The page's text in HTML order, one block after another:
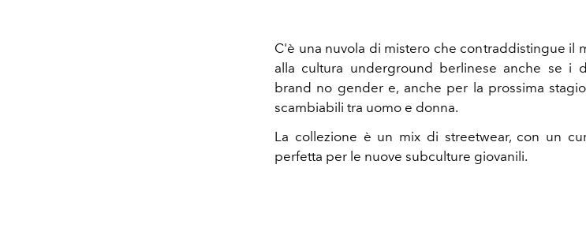
C'è una nuvola di mistero che contraddistingue il
alla cultura underground berlinese anche se i
brand no gender e, anche per la prossima
scambiabili tra uomo e donna.
La collezione è un mix di streetwear, con un
perfetta per le nuove subculture giovanili.